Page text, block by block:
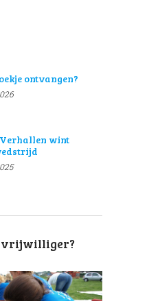
ontvangen?
wint
vrijwilliger?